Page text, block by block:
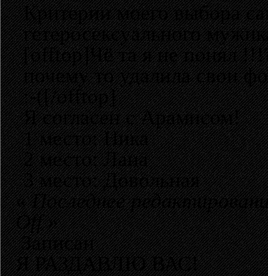
Критерии моего выбора
гетеросексуального
[offtop]Чё та я не понял
почему то удалила свои
:-([/offtop]
Я согласен с Арамисом!
1 место: Ника
2 место: Лана
3 место: Довольная
«Последнее
Off»
Записан
Я РАЗДАВЛЮ ВАС!